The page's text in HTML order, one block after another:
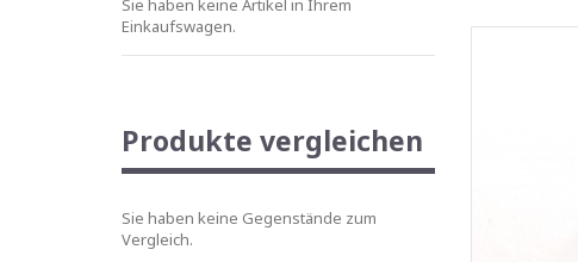
Sie haben keine Artikel in Ihrem
Einkaufswagen.
Produkte vergleichen
Sie haben keine Gegenstände zum
Vergleich.